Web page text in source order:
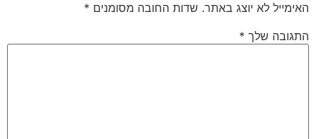
האימייל לא יוצג באתר. שדות החובה מסומנים *
התגובה שלך *